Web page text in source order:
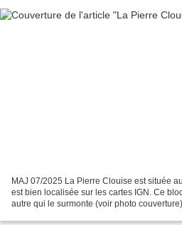
MAJ 07/2025 La Pierre Clouise est située
est bien localisée sur les cartes IGN. Ce
autre qui le surmonte (voir photo